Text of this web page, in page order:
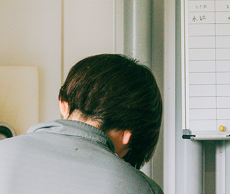
現在リハビリケージ内では、多くのワシ達が野生復帰に向けて頑
賢明な治療の甲斐あって一命をとりとめたものの、残念ながら野
このような現状のなか、飼育個体が増え、ワシ達のとまり木が足